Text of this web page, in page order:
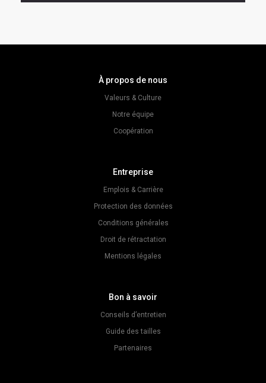
À propos de nous
Valeurs & Culture
Notre équipe
Coopération
Entreprise
Emplois & Carrière
Protection des données
Conditions générales
Droit de rétractation
Mentions légales
Bon à savoir
Conseils d’entretien
Guide des tailles
Partenaires